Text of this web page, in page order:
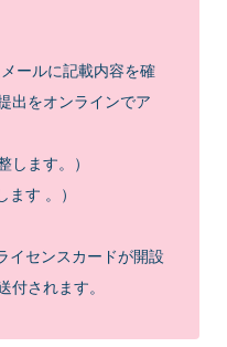
ールに記載内容を確
出をオンラインでア
します。）
す 。）
イセンスカードが開設
付されます。